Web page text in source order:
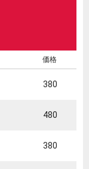
価格
380
480
380